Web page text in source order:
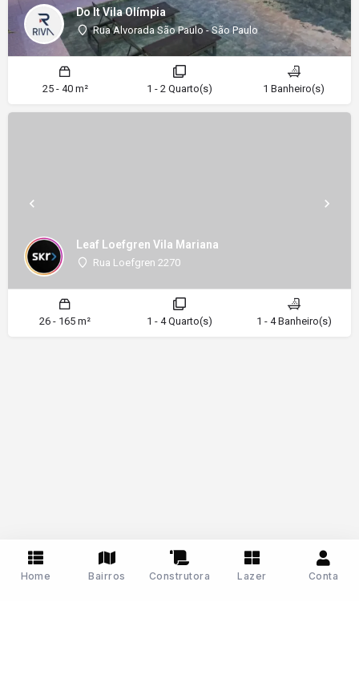
Do It Vila Olímpia
Rua Alvorada São Paulo - São Paulo
25 - 40 m² 1 - 2 Quarto(s) 1 Banheiro(s)
Leaf Loefgren Vila Mariana
Rua Loefgren 2270
26 - 165 m² 1 - 4 Quarto(s) 1 - 4 Banheiro(s)
Home Bairros Construtora Lazer Conta